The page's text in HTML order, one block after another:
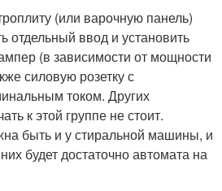
(или варочную панель)
отдельный ввод и установить
(в зависимости от мощности
силовую розетку с
током. Других
к этой группе не стоит.
быть и у стиральной машины, и
будет достаточно автомата на